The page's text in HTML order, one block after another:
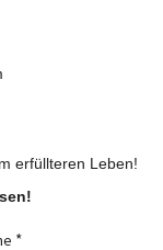
erfüllteren Leben!